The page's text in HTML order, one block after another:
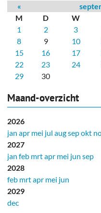
«
M
D W
1
2 3
8
9 10
15
16 17
22
23 24
29
30
Maand-overzicht
2026
jan apr mei jul augsepokt
2027
jan feb mrtapr mei jun sep
2028
feb mrtapr mei jun
2029
dec